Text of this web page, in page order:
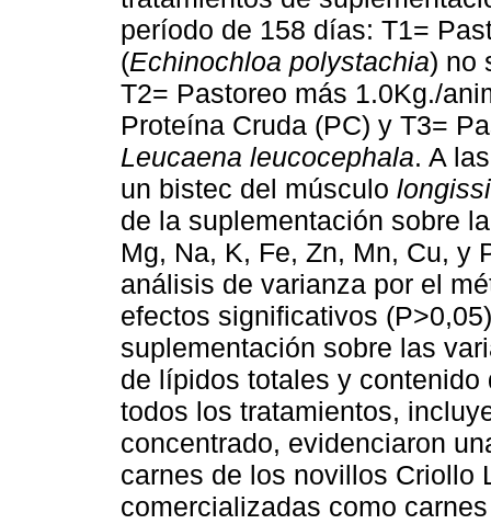
período de 158 días: T1=
(Echinochloa polystachia) no
T2= Pastoreo más 1.0Kg./
Proteína Cruda (PC) y T3=
Leucaena leucocephala. A
un bistec del músculo
de la suplementación sobre
Mg, Na, K, Fe, Zn, Mn, Cu, y
análisis de varianza por el
efectos significativos
suplementación sobre las
de lípidos totales y
todos los tratamientos,
concentrado, evidenciaron
carnes de los novillos Criollo
comercializadas como